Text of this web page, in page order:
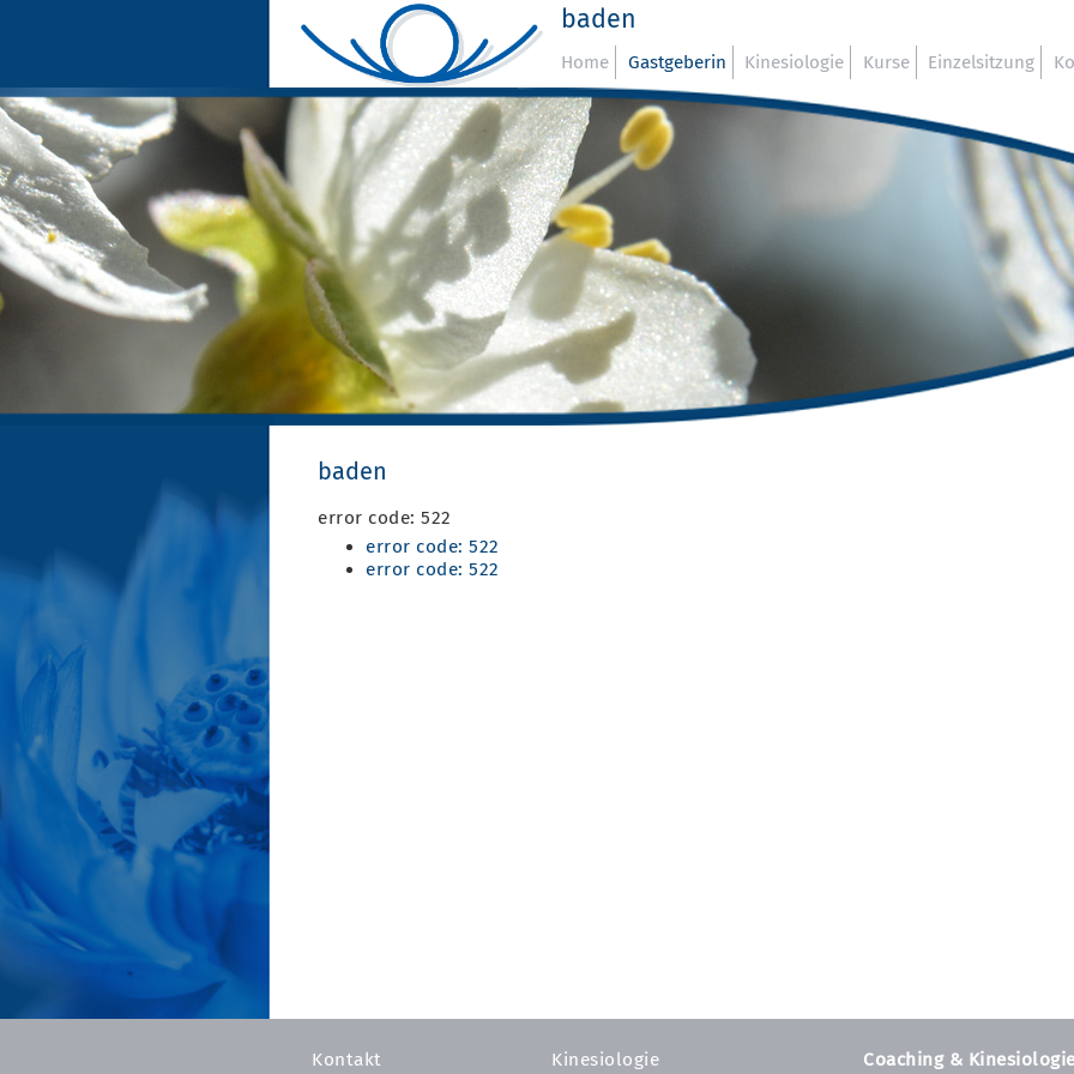
baden
Home Gastgeberin Kinesiologie Kurse Einzelsitzung
baden
error code: 522
error code: 522
error code: 522
Kontakt
Kinesiologie
Coaching &